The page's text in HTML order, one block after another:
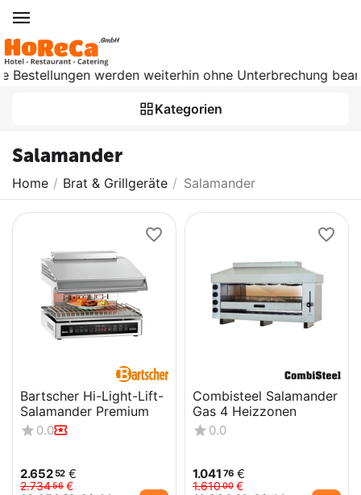
werden weiterhin ohne Unterbrechung bearbeitet.
Kategorien
Salamander
Home / Brat & Grillgeräte / Salamander
Bartscher Hi-Light-Lift-
Salamander Premium
0.0
2.65252 €
2.73456 €
Combisteel Salamander
Gas 4 Heizzonen
0.0
1.041 76 €
1.61000 €